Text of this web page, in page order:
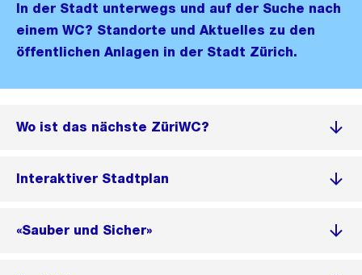
In der Stadt unterwegs und auf der Suche nach
einem WC? Standorte und Aktuelles zu den
öffentlichen Anlagen in der Stadt Zürich.
Wo ist das nächste ZüriWC?
Interaktiver Stadtplan
«Sauber und Sicher»